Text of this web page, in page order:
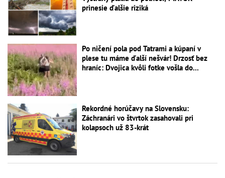
prinesie ďalšie riziká
Po ničení pola pod Tatrami a kúpaní v
plese tu máme ďalší nešvár! Drzosť bez
hraníc: Dvojica kvôli fotke vošla do...
Rekordné horúčavy na Slovensku:
Záchranári vo štvrtok zasahovali pri
kolapsoch už 83-krát